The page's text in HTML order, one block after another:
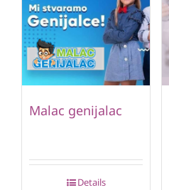
Malac genijalac
Details